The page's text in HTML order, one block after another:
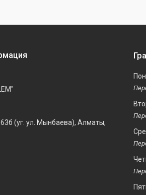
(уг. ул. Мынбаева), Алматы,